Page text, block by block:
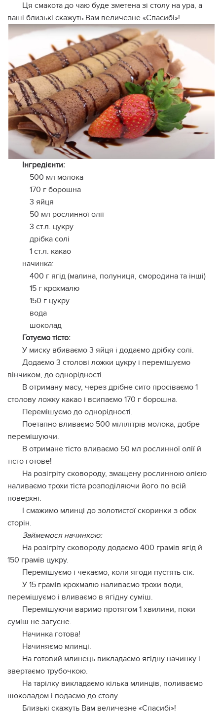
Ця смакота до чаю буде зметена зі столу на ура, а
ваші близькі скажуть Вам величезне «Спасибі»!
Інгредієнти:
500 мл молока
170 г борошна
3 яйця
50 мл рослинної олії
3 ст.л. цукру
дрібка солі
1 ст.л. какао
начинка:
400 г ягід (малина, полуниця, смородина та інші)
15 г крохмалю
150 г цукру
вода
шоколад
Готуємо тісто:
У миску вбиваємо 3 яйця і додаємо дрібку солі.
Додаємо 3 столові ложки цукру і перемішуємо
вінчиком, до однорідності.
В отриману масу, через дрібне сито просіваємо 1
столову ложку какао і всипаємо 170 г борошна.
Перемішуємо до однорідності.
Поетапно вливаємо 500 мілілітрів молока, добре
перемішуючи.
В отримане тісто вливаємо 50 мл рослинної олії й
тісто готове!
На розігріту сковороду, змащену рослинною олією
наливаємо трохи тіста розподіляючи його по всій
поверхні.
І смажимо млинці до золотистої скоринки з обох
сторін.
Займемося начинкою:
На розігріту сковороду додаємо 400 грамів ягід й
150 грамів цукру.
Перемішуємо і чекаємо, коли ягоди пустять сік.
У 15 грамів крохмалю наливаємо трохи води,
перемішуємо і вливаємо в ягідну суміш.
Перемішуючи варимо протягом 1 хвилини, поки
суміш не загусне.
Начинка готова!
Начиняємо млинці.
На готовий млинець викладаємо ягідну начинку і
звертаємо трубочкою.
На тарілку викладаємо кілька млинців, поливаємо
шоколадом і подаємо до столу.
Близькі скажуть Вам величезне «Спасибі»!